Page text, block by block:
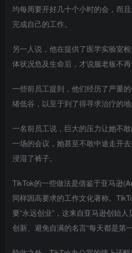
均每周要开好几十个小时的会，而
完成自己的工作。
另一人说，他在提供了医学实验室
体状况危及生命后，才说服老板不再
一些前员工提到，他们经历了严重
绪低谷，以至于到了得寻求治疗的地
一名前员工说，巨大的压力让她不
一场的会议，她甚至不敢中途走开
浸湿了裤子。
TikTok的一些做法是借鉴于亚马逊
同样因高要求的工作文化著称。
要“永远创业”，这来自亚马逊创始
创新、避免自满的名言“每天都是第